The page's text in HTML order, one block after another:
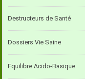
Destructeurs de Santé
Dossiers Vie Saine
Equilibre Acido-Basique